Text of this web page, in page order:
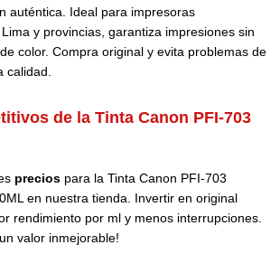
auténtica. Ideal para impresoras
y provincias, garantiza impresiones sin
color. Compra original y evita problemas de
calidad.
de la Tinta Canon PFI-703
precios para la Tinta Canon PFI-703
en nuestra tienda. Invertir en original
rendimiento por ml y menos interrupciones.
valor inmejorable!